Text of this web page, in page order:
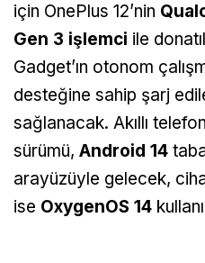
için OnePlus 12’nin
Gen 3 işlemci ile
Gadget’ın otonom
desteğine sahip şarj
sağlanacak. Akıllı
sürümü, Android 14
arayüzüyle gelecek,
ise OxygenOS 14